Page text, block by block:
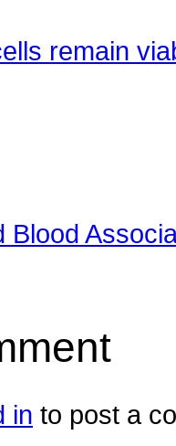
remain
Blood
in to post a